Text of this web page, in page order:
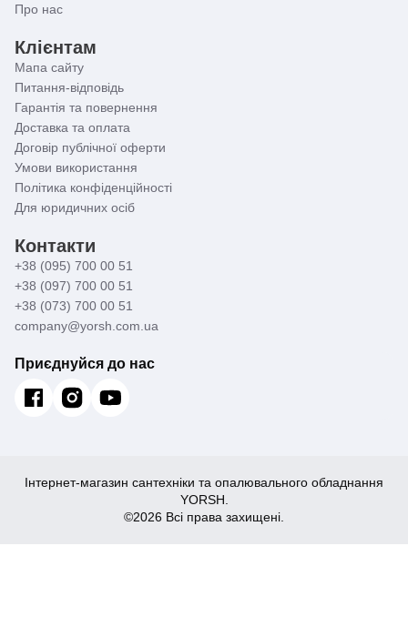
Про нас
Клієнтам
Мапа сайту
Питання-відповідь
Гарантія та повернення
Доставка та оплата
Договір публічної оферти
Умови використання
Політика конфіденційності
Для юридичних осіб
Контакти
+38 (095) 700 00 51
+38 (097) 700 00 51
+38 (073) 700 00 51
company@yorsh.com.ua
Приєднуйся до нас
Інтернет-магазин сантехніки та опалювального обладнання
YORSH.
©2026 Всі права захищені.